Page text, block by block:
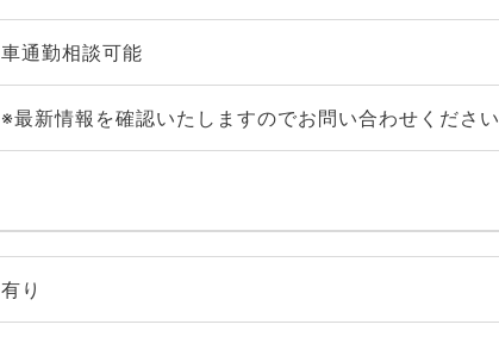
車通勤相談可能
※最新情報を確認いたしますのでお問い合わせください
有り